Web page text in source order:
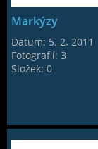
Markýzy
Datum: 5. 2. 2011
Fotografií:3
Složek:0